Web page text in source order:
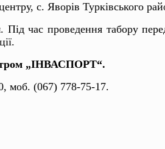
с. Яворів Турківського
час проведення табору
„ІНВАСПОРТ“.
моб. (067) 778-75-17.